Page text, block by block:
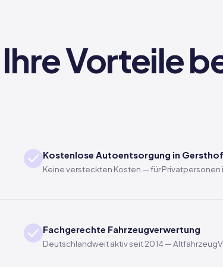
Ihre Vorteile
Kostenlose Autoentsorgung in
Keine versteckten Kosten — für Privatpersonen
Fachgerechte Fahrzeugverwertung
Deutschlandweit aktiv seit 2014 — AltfahrzeugV